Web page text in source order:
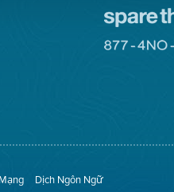
Dịch Ngôn Ngữ